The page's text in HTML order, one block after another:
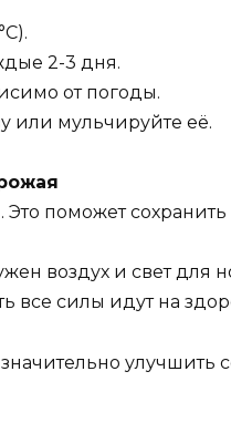
2-3 дня.
от погоды.
или мульчируйте её.
поможет сохранить
воздух и свет для
все силы идут на
улучшить